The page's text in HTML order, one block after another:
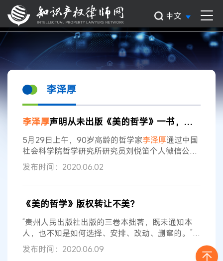
中文
李泽厚
李泽厚声明从未出版《美的哲学》一书，出版方：系合法出版物
5月29日上午，90岁高龄的哲学家李泽厚通过中国
社会科学院哲学研究所研究员刘悦笛个人微信公众
号发布声明称，贵州人民出版社出版的三卷本
（《美的哲学》《我的哲学提纲》《走我自己的
作，望读者谅之”。 当日下午，授权贵州人民出版
社出版上述李泽厚作品的京贵传媒（北京）有限公
司对此回应称，上述作品为合法出版物，受
发布时间：2020.06.02
《美的哲学》版权转让不美？
“贵州人民出版社出版的三卷本拙著，既未通知本
人，也不知是如何选择、安排、改动、删窜的。”
“三卷本拙著，其篇章版权已归属台北三民书局，但
贵州人民出版社未经作者同意，改窜书名及篇章内
发布时间：2020.06.09